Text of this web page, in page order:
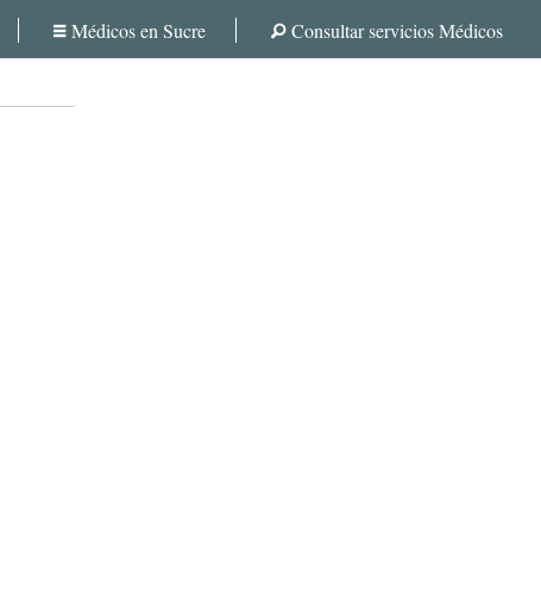
Médicos en Sucre Consultar servicios Médicos